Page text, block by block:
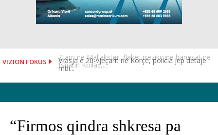
VIZION FOKUS
Vrasja e 20-vjeçarit në Korçë, policia jep detaje
mbi...
“Firmos qindra shkresa pa